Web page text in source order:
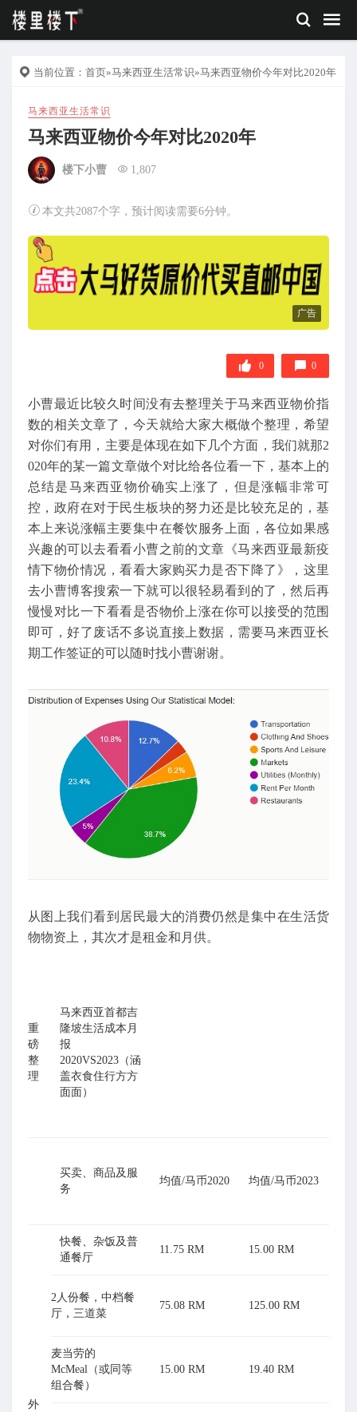
当前位置： 首页»马来西亚生活常识»马来西亚物价今年对比2020年
马来西亚生活常识
马来西亚物价今年对比2020年
楼下小曹 1,807
本文共2087个字，预计阅读需要6分钟。
广告
0 0
小曹最近比较久时间没有去整理关于马来西亚物价指
数的相关文章了，今天就给大家大概做个整理，希望
对你们有用，主要是体现在如下几个方面，我们就那2
020年的某一篇文章做个对比给各位看一下，基本上的
总结是马来西亚物价确实上涨了，但是涨幅非常可
控，政府在对于民生板块的努力还是比较充足的，基
本上来说涨幅主要集中在餐饮服务上面，各位如果感
兴趣的可以去看看小曹之前的文章《马来西亚最新疫
情下物价情况，看看大家购买力是否下降了》，这里
去小曹博客搜索一下就可以很轻易看到的了，然后再
慢慢对比一下看看是否物价上涨在你可以接受的范围
即可，好了废话不多说直接上数据，需要马来西亚长
期工作签证的可以随时找小曹谢谢。
从图上我们看到居民最大的消费仍然是集中在生活货
物物资上，其次才是租金和月供。
重
磅
整
理
马来西亚首都吉
隆坡生活成本月
报
2020VS2023（涵
盖衣食住行方方
面面）
买卖、商品及服
务
均值/马币2020 均值/马币2023
外
快餐、杂饭及普
通餐厅
11.75 RM 15.00 RM
2人份餐，中档餐
厅，三道菜
75.08 RM 125.00 RM
麦当劳的
McMeal（或同等
组合餐）
15.00 RM 19.40 RM